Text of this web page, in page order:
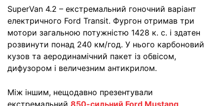
SuperVan 4.2 – екстремальний гоночний варіант
електричного Ford Transit. Фургон отримав три
мотори загальною потужністю 1428 к. с. і здатен
розвинути понад 240 км/год. У нього карбоновий
кузов та аеродинамічний пакет із обвісом,
дифузором і величезним антикрилом.
Між іншим, нещодавно презентували
екстремальний 850-сильний Ford Mustang